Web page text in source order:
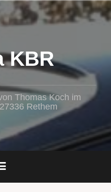
KBR
Thomas Koch im
Rethem